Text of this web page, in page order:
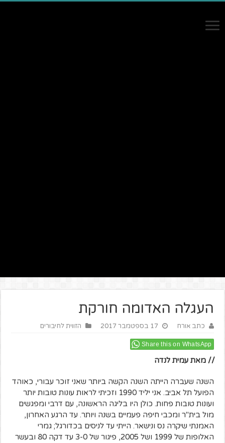
העגלה האדומה חורקת
כתב אורח 17 בספטמבר 2017 הזווית לחיבורים
Share this on WhatsApp
// מאת עמית לנדה
השנה שעברה הייתה השנה הקשה ביותר שאני זוכר עבורי, כאוהד
הפועל תל אביב. אני יליד 1990 וזכיתי לראות עונות טובות יותר
ועונות טובות פחות. כולן היו בליגה הראשונה, עם דרבי ומפגשים
מול בית"ר ומכבי חיפה פעמיים בשנה ויותר. עד הרגע האחרון,
האמנתי שיקרה נס ונישאר. הייתי עד לניסים בכדורגל; גמרי
האלופות של 1999 ושל 2005, פיגור של 3-0 עד דקה 80 ובעשר